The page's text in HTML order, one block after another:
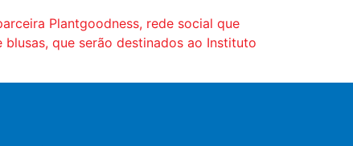
Plantgoodness, rede social que
que serão destinados ao Instituto